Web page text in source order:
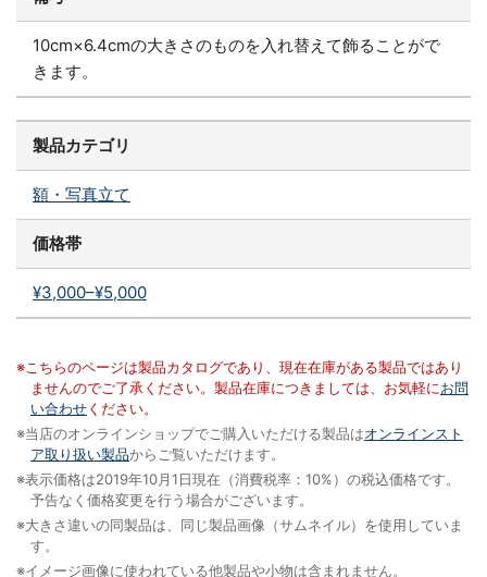
10cm×6.4cmの大きさのものを入れ替えて飾ることがで
きます。
製品カテゴリ
額・写真立て
価格帯
¥3,000–¥5,000
※こちらのページは製品カタログであり、現在在庫がある製品ではあり
ませんのでご了承ください。製品在庫につきましては、お気軽にお問
い合わせください。
※当店のオンラインショップでご購入いただける製品はオンラインスト
ア取り扱い製品からご覧いただけます。
※表示価格は2019年10月1日現在（消費税率：10%）の税込価格です。
予告なく価格変更を行う場合がございます。
※大きさ違いの同製品は、同じ製品画像（サムネイル）を使用していま
す。
※イメージ画像に使われている他製品や小物は含まれません。